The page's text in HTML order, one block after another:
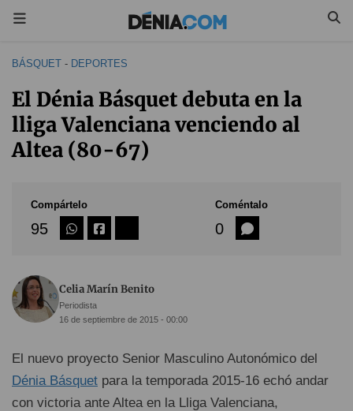
BÁSQUET - DEPORTES
El Dénia Básquet debuta en la
lliga Valenciana venciendo al
Altea (80-67)
Compártelo
95
Coméntalo
0
Celia Marín Benito
Periodista
16 de septiembre de 2015 - 00:00
El nuevo proyecto Senior Masculino Autonómico del
Dénia Básquet para la temporada 2015-16 echó andar
con victoria ante Altea en la Lliga Valenciana,